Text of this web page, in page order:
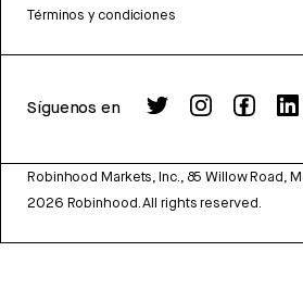
Términos y condiciones
Síguenos en
Robinhood Markets, Inc., 85 Willow Road,
2026 Robinhood. All rights reserved.